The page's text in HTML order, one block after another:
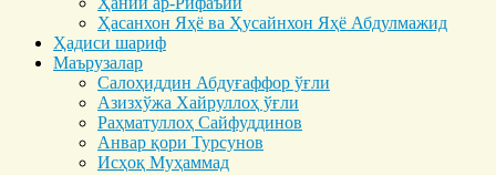
Ҳасанхон Яҳё ва Ҳусайнхон Яҳё Абдулмажид
Ҳадиси шариф
Маърузалар
Салоҳиддин Абдуғаффор ўғли
Азизхўжа Хайруллоҳ ўғли
Раҳматуллоҳ Сайфуддинов
Анвар қори Турсунов
Исҳоқ Муҳаммад